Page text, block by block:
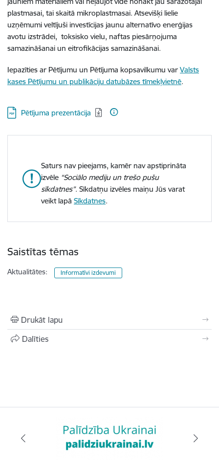
plastmasai, tai skaitā mikroplastmasai. Atsevišķi lielie
uzņēmumi veltījuši investīcijas jaunu alternatīvo enerģijas
avotu izstrādei, toksisko vielu, naftas piesārņojuma
samazināšanai un eitrofikācijas samazināšanai.
Iepazīties ar Pētījumu un Pētījuma kopsavilkumu var Valsts
kases Pētījumu un publikāciju datubāzes tīmekļvietnē.
Lejupielādēt:
Pētījuma prezentācija
Saturs nav pieejams, kamēr nav apstiprināta
izvēle “Sociālo mediju un trešo pušu
sīkdatnes”. Sīkdatņu izvēles maiņu Jūs varat
veikt lapā Sīkdatnes.
Saistītas tēmas
Aktualitātes: Informatīvi izdevumi
Drukāt lapu
Dalīties